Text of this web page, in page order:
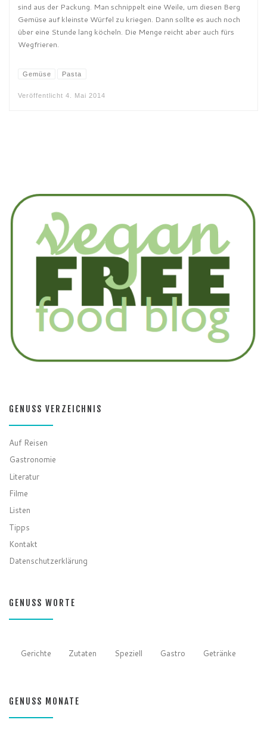
sind aus der Packung. Man schnippelt eine Weile, um diesen Berg
Gemüse auf kleinste Würfel zu kriegen. Dann sollte es auch noch
über eine Stunde lang köcheln. Die Menge reicht aber auch fürs
Wegfrieren.
Gemüse Pasta
Veröffentlicht 4. Mai 2014
GENUSS VERZEICHNIS
Auf Reisen
Gastronomie
Literatur
Filme
Listen
Tipps
Kontakt
Datenschutzerklärung
GENUSS WORTE
Gerichte Zutaten Speziell Gastro Getränke
GENUSS MONATE